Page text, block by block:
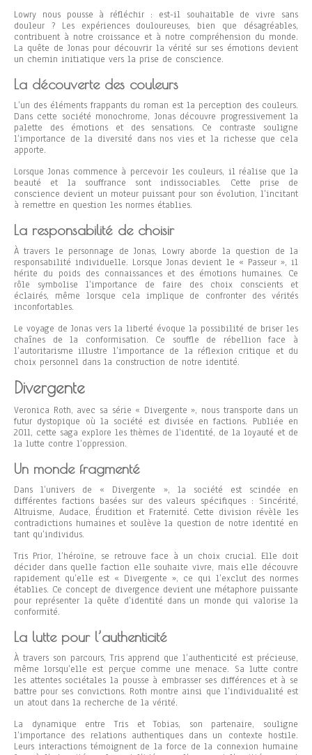
Lowry nous pousse à réfléchir : est-il souhaitable de vivre sans
douleur ? Les expériences douloureuses, bien que désagréables,
contribuent à notre croissance et à notre compréhension du monde.
La quête de Jonas pour découvrir la vérité sur ses émotions devient
un chemin initiatique vers la prise de conscience.
La découverte des couleurs
L’un des éléments frappants du roman est la perception des couleurs.
Dans cette société monochrome, Jonas découvre progressivement la
palette des émotions et des sensations. Ce contraste souligne
l’importance de la diversité dans nos vies et la richesse que cela
apporte.
Lorsque Jonas commence à percevoir les couleurs, il réalise que la
beauté et la souffrance sont indissociables. Cette prise de
conscience devient un moteur puissant pour son évolution, l’incitant
à remettre en question les normes établies.
La responsabilité de choisir
À travers le personnage de Jonas, Lowry aborde la question de la
responsabilité individuelle. Lorsque Jonas devient le « Passeur », il
hérite du poids des connaissances et des émotions humaines. Ce
rôle symbolise l’importance de faire des choix conscients et
éclairés, même lorsque cela implique de confronter des vérités
inconfortables.
Le voyage de Jonas vers la liberté évoque la possibilité de briser les
chaînes de la conformisation. Ce souffle de rébellion face à
l’autoritarisme illustre l’importance de la réflexion critique et du
choix personnel dans la construction de notre identité.
Divergente
Veronica Roth, avec sa série « Divergente », nous transporte dans un
futur dystopique où la société est divisée en factions. Publiée en
2011, cette saga explore les thèmes de l’identité, de la loyauté et de
la lutte contre l’oppression.
Un monde fragmenté
Dans l’univers de « Divergente », la société est scindée en
différentes factions basées sur des valeurs spécifiques : Sincérité,
Altruisme, Audace, Érudition et Fraternité. Cette division révèle les
contradictions humaines et soulève la question de notre identité en
tant qu’individus.
Tris Prior, l’héroïne, se retrouve face à un choix crucial. Elle doit
décider dans quelle faction elle souhaite vivre, mais elle découvre
rapidement qu’elle est « Divergente », ce qui l’exclut des normes
établies. Ce concept de divergence devient une métaphore puissante
pour représenter la quête d’identité dans un monde qui valorise la
conformité.
La lutte pour l’authenticité
À travers son parcours, Tris apprend que l’authenticité est précieuse,
même lorsqu’elle est perçue comme une menace. Sa lutte contre
les attentes sociétales la pousse à embrasser ses différences et à se
battre pour ses convictions. Roth montre ainsi que l’individualité est
un atout dans la recherche de la vérité.
La dynamique entre Tris et Tobias, son partenaire, souligne
l’importance des relations authentiques dans un contexte hostile.
Leurs interactions témoignent de la force de la connexion humaine